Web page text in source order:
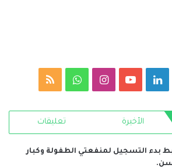
لينكدإن‫YouTubeانستقرامواتسابملخص
RSS الأخيرة تعليقات
بدء التسجيل لمنفعتي الطفولة وكبار